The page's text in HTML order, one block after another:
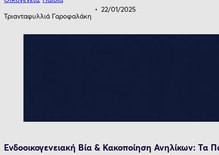
Τριανταφυλλιά Γαροφαλάκη
22/01/2025
Ενδοοικογενειακή Βία & Κακοποίηση Ανηλίκων: Τα